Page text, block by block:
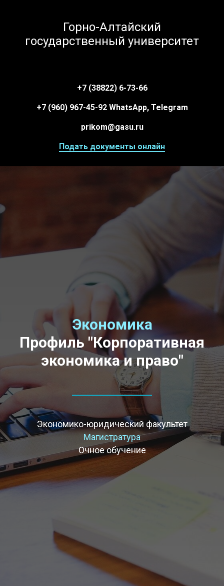
Горно-Алтайский
государственный университет
+7 (38822) 6-73-66
+7 (960) 967-45-92 WhatsApp, Telegram
prikom@gasu.ru
Подать документы онлайн
Экономика
Профиль "Корпоративная
экономика и право"
Экономико-юридический факультет
Магистратура
Очное обучение